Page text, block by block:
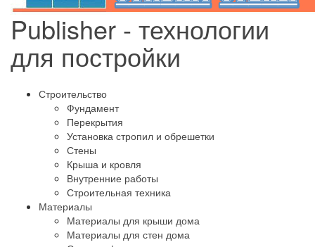
Publisher - технологии
для постройки
Строительство
Фундамент
Перекрытия
Установка стропил и обрешетки
Стены
Крыша и кровля
Внутренние работы
Строительная техника
Материалы
Материалы для крыши дома
Материалы для стен дома